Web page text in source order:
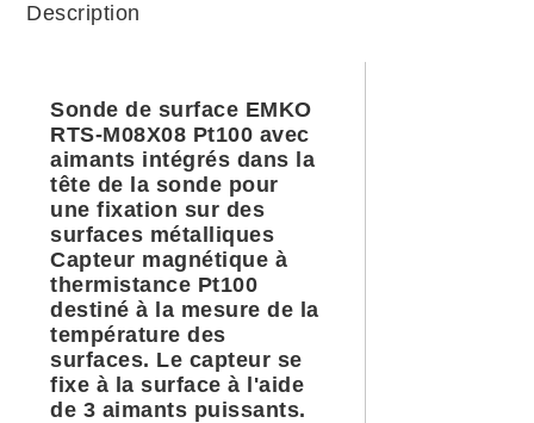
Description
Sonde de surface EMKO
RTS-M08X08 Pt100 avec
aimants intégrés dans la
tête de la sonde pour
une fixation sur des
surfaces métalliques
Capteur magnétique à
thermistance Pt100
destiné à la mesure de la
température des
surfaces. Le capteur se
fixe à la surface à l'aide
de 3 aimants puissants.